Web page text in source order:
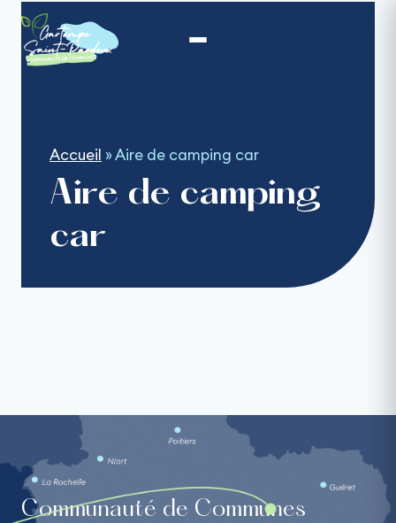
contenu
Accueil »Aire de camping car
Aire de camping
car
Communauté de Communes